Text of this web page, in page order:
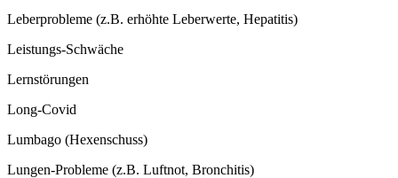
Leberprobleme (z.B. erhöhte Leberwerte, Hepatitis)
Leistungs-Schwäche
Lernstörungen
Long-Covid
Lumbago (Hexenschuss)
Lungen-Probleme (z.B. Luftnot, Bronchitis)